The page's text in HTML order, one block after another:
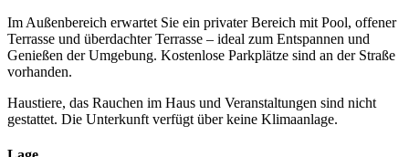
Im Außenbereich erwartet Sie ein privater Bereich mit Pool, offener
Terrasse und überdachter Terrasse – ideal zum Entspannen und
Genießen der Umgebung. Kostenlose Parkplätze sind an der Straße
vorhanden.
Haustiere, das Rauchen im Haus und Veranstaltungen sind nicht
gestattet. Die Unterkunft verfügt über keine Klimaanlage.